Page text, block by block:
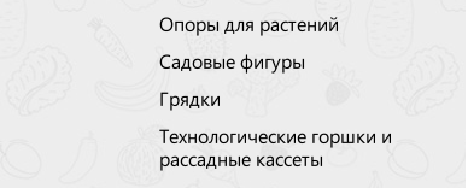
Опоры для растений
Садовые фигуры
Грядки
Технологические горшки и
рассадные кассеты